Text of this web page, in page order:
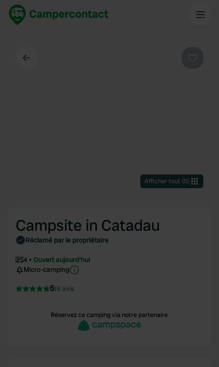
Afficher tout(5)
Campsite in Catadau
Réclamé par le propriétaire
4
Ouvert aujourd'hui
Micro-camping
516 avis
Réservez ce camping via notre partenaire